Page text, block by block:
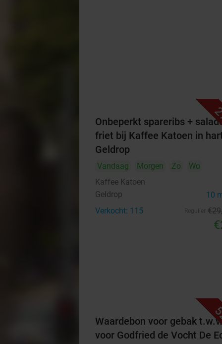
Onbeperkt spareribs +
friet bij Kaffee Katoen in
Geldrop
Vandaag Morgen Zo
Wo
Kaffee Katoen
Geldrop 10
Verkocht: 115 €29
Waardebon voor gebak
voor Godfried de Vocht De